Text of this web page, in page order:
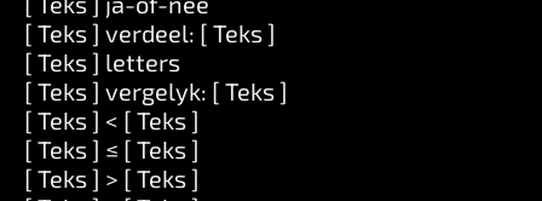
[ Teks ] verdeel: [ Teks ]
[ Teks ] letters
[ Teks ] vergelyk: [ Teks ]
[ Teks ] < [ Teks ]
[ Teks ] ≤ [ Teks ]
[ Teks ] > [ Teks ]